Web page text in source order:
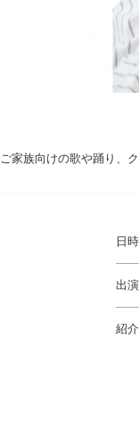
ご家族向けの歌や踊り、
日時
出演
紹介